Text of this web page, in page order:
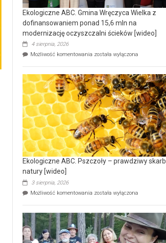
Ekologiczne ABC. Gmina Wręczyca Wielka z
dofinansowaniem ponad 15,6 mln na
modernizację oczyszczalni ścieków [wideo]
4 sierpnia, 2026
Możliwość komentowania Ekologiczne
Wręczyca
Wielka
z
dofinansowaniem
ponad
15,6
mln
na
modernizację
oczyszczalni
ścieków
[wideo]
została wyłączona
Ekologiczne ABC. Pszczoły – prawdziwy skarb
natury [wideo]
3 sierpnia, 2026
Możliwość komentowania Ekologiczne
–
prawdziwy
skarb
natury
została wyłączona